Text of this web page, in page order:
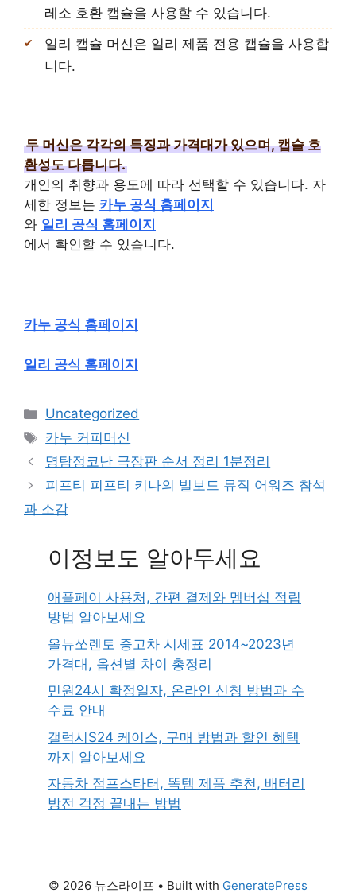
레소 호환 캡슐을 사용할 수 있습니다.
일리 캡슐 머신은 일리 제품 전용 캡슐을 사용합
니다.
두 머신은 각각의 특징과 가격대가 있으며, 캡슐 호
환성도 다릅니다.
개인의 취향과 용도에 따라 선택할 수 있습니다. 자
세한 정보는 카누 공식 홈페이지
와 일리 공식 홈페이지
에서 확인할 수 있습니다.
카누 공식 홈페이지
일리 공식 홈페이지
Categories
Uncategorized
Tags
카누 커피머신
명탐정코난 극장판 순서 정리 1분정리
피프티 피프티 키나의 빌보드 뮤직 어워즈 참석
과 소감
이정보도 알아두세요
애플페이 사용처, 간편 결제와 멤버십 적립
방법 알아보세요
올뉴쏘렌토 중고차 시세표 2014~2023년
가격대, 옵션별 차이 총정리
민원24시 확정일자, 온라인 신청 방법과 수
수료 안내
갤럭시S24 케이스, 구매 방법과 할인 혜택
까지 알아보세요
자동차 점프스타터, 똑템 제품 추천, 배터리
방전 걱정 끝내는 방법
© 2026 뉴스라이프 • Built with GeneratePress